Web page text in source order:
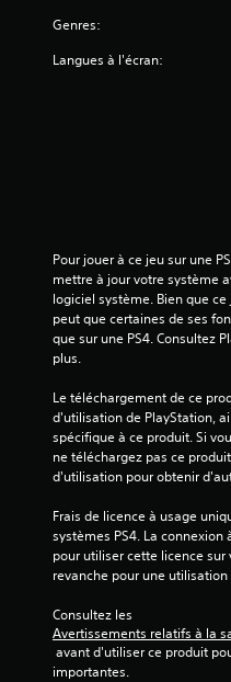
Genres:
Langues à l'écran:
Pour jouer à ce jeu sur une
mettre à jour votre système
logiciel système. Bien que
peut que certaines de ses
que sur une PS4. Consultez
plus.
Le téléchargement de ce
d'utilisation de PlayStation,
spécifique à ce produit. Si
ne téléchargez pas ce
d'utilisation pour obtenir
Frais de licence à usage
systèmes PS4. La
pour utiliser cette licence
revanche pour une
Consultez les
Avertissements relatifs à la
importantes.